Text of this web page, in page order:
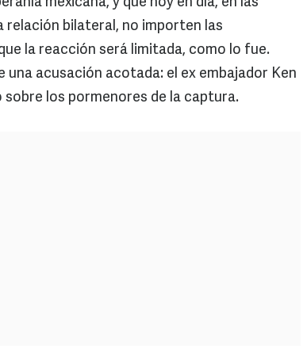
mexicana, y que hoy en día, en las
relación bilateral, no importen las
la reacción será limitada, como lo fue.
una acusación acotada: el ex embajador Ken
los pormenores de la captura.